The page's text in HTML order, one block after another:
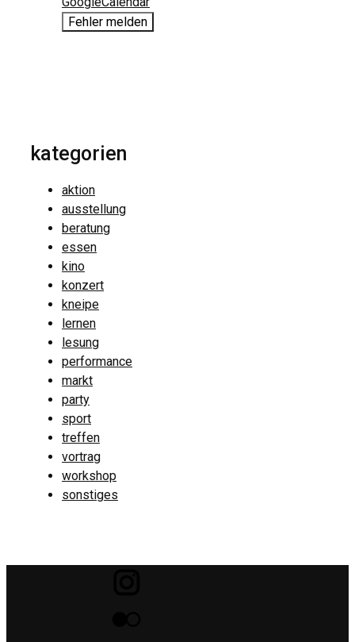
Fehler melden
kategorien
aktion
ausstellung
beratung
essen
kino
konzert
kneipe
lernen
lesung
performance
markt
party
sport
treffen
vortrag
workshop
sonstiges